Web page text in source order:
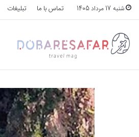
شنبه 17 مرداد 1405 تماس با ما تبلیغات